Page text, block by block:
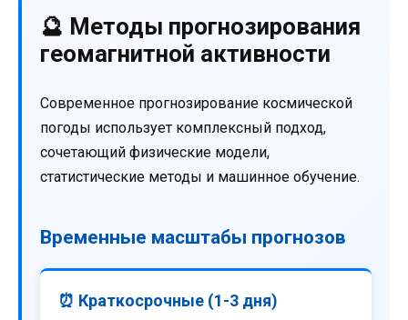
🔮 Методы прогнозирования
геомагнитной активности
Современное прогнозирование космической
погоды использует комплексный подход,
сочетающий физические модели,
статистические методы и машинное обучение.
Временные масштабы прогнозов
⏰ Краткосрочные (1-3 дня)